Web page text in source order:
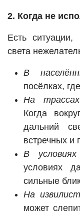
2. Когда не
Есть ситуации,
света
В
посёлках,
На
Когда
дальний
встречных и
В
условиях
сильные
На
может